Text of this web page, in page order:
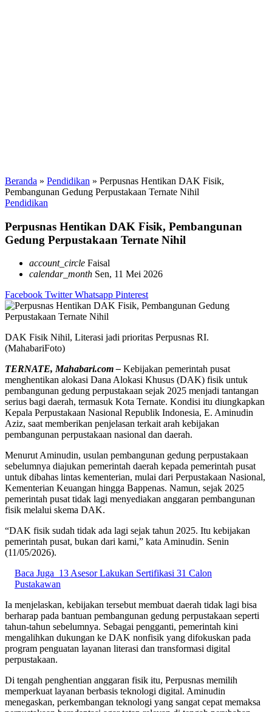
Beranda » Pendidikan » Perpusnas Hentikan DAK Fisik,
Pembangunan Gedung Perpustakaan Ternate Nihil
Pendidikan
Perpusnas Hentikan DAK Fisik, Pembangunan
Gedung Perpustakaan Ternate Nihil
account_circle Faisal
calendar_month Sen, 11 Mei 2026
Facebook Twitter Whatsapp Pinterest
DAK Fisik Nihil, Literasi jadi prioritas Perpusnas RI.
(MahabariFoto)
TERNATE, Mahabari.com – Kebijakan pemerintah pusat
menghentikan alokasi Dana Alokasi Khusus (DAK) fisik untuk
pembangunan gedung perpustakaan sejak 2025 menjadi tantangan
serius bagi daerah, termasuk Kota Ternate. Kondisi itu diungkapkan
Kepala Perpustakaan Nasional Republik Indonesia, E. Aminudin
Aziz, saat memberikan penjelasan terkait arah kebijakan
pembangunan perpustakaan nasional dan daerah.
Menurut Aminudin, usulan pembangunan gedung perpustakaan
sebelumnya diajukan pemerintah daerah kepada pemerintah pusat
untuk dibahas lintas kementerian, mulai dari Perpustakaan Nasional,
Kementerian Keuangan hingga Bappenas. Namun, sejak 2025
pemerintah pusat tidak lagi menyediakan anggaran pembangunan
fisik melalui skema DAK.
“DAK fisik sudah tidak ada lagi sejak tahun 2025. Itu kebijakan
pemerintah pusat, bukan dari kami,” kata Aminudin. Senin
(11/05/2026).
Baca Juga 13 Asesor Lakukan Sertifikasi 31 Calon
Pustakawan
Ia menjelaskan, kebijakan tersebut membuat daerah tidak lagi bisa
berharap pada bantuan pembangunan gedung perpustakaan seperti
tahun-tahun sebelumnya. Sebagai pengganti, pemerintah kini
mengalihkan dukungan ke DAK nonfisik yang difokuskan pada
program penguatan layanan literasi dan transformasi digital
perpustakaan.
Di tengah penghentian anggaran fisik itu, Perpusnas memilih
memperkuat layanan berbasis teknologi digital. Aminudin
menegaskan, perkembangan teknologi yang sangat cepat memaksa